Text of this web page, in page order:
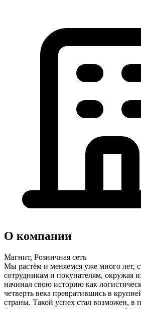
О компании
Магнит, Розничная сеть
Мы растём и меняемся уже много лет,
сотрудникам и покупателям, окружая
начинал свою историю как
четверть века превратившись в
страны. Такой успех стал возможен, в